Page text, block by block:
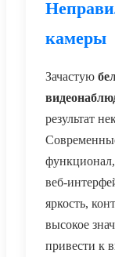
камеры
Зачастую
результат
веб-
яркость,
высокое
привести к